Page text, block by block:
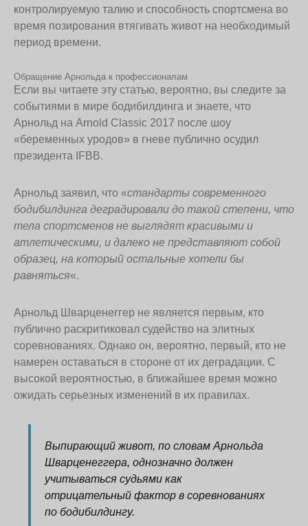
контролируемую талию и способность спортсмена во
время позирования втягивать живот на необходимый
период времени.
Обращение Арнольда к профессионалам
Если вы читаете эту статью, вероятно, вы следите за
событиями в мире бодибилдинга и знаете, что
Арнольд на Arnold Classic 2017 после шоу
«беременных уродов» в гневе публично осудил
президента IFBB.
Арнольд заявил, что «стандарты современного
бодибилдинга деградировали до такой степени, что
тела спортсменов не выглядят красивыми и
атлетическими, и далеко не представляют собой
образец, на который остальные хотели бы
равняться«.
Арнольд Шварценеггер не является первым, кто
публично раскритиковал судейство на элитных
соревнованиях. Однако он, вероятно, первый, кто не
намерен оставаться в стороне от их деградации. С
высокой вероятностью, в ближайшее время можно
ожидать серьезных изменений в их правилах.
Выпирающий живот, по словам Арнольда
Шварценеггера, однозначно должен
учитываться судьями как
отрицательный фактор в соревнованиях
по бодибилдингу.